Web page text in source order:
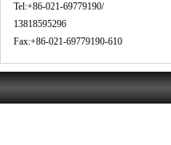
Tel:+86-021-69779190/
13818595296
Fax:+86-021-69779190-610